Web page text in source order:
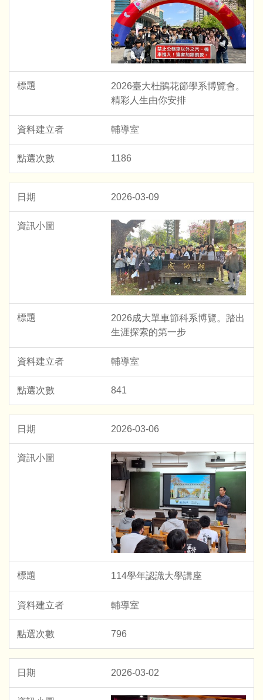
2026臺大杜鵑花節學系博覽會。
精彩人生由你安排
輔導室
1186
2026-03-09
2026成大單車節科系博覽。踏出
生涯探索的第一步
輔導室
841
2026-03-06
114學年認識大學講座
輔導室
796
2026-03-02